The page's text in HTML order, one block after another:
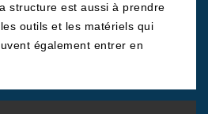
structure est aussi à prendre
outils et les matériels qui
également entrer en